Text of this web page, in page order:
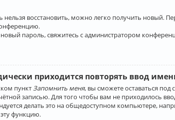
нельзя восстановить, можно легко получить новый.
новый пароль, свяжитесь с администратором
приходится повторять ввод
пункт Запомнить меня, вы сможете оставаться
записью. Для того чтобы вам не приходилось
делать это на общедоступном компьютере,
функцию.